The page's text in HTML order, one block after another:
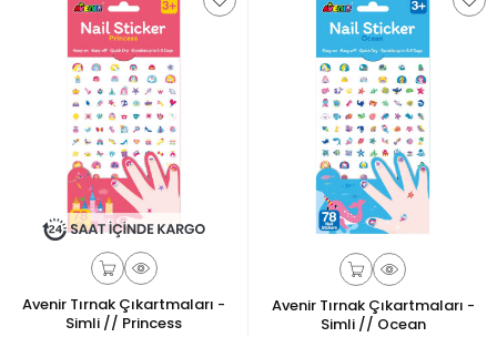
Avenir Tırnak Çıkartmaları -
Simli // Princess
Avenir Tırnak Çıkartmaları -
Simli // Ocean